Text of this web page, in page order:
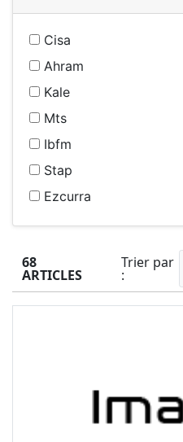
Cisa
Ahram
Kale
Mts
Ibfm
Stap
Ezcurra
68
ARTICLES
Trier par
: